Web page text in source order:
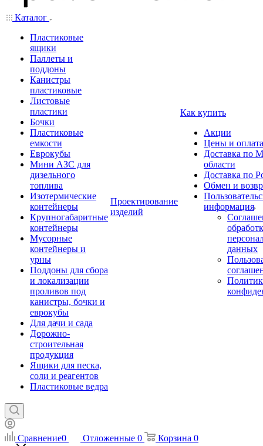
Каталог
Пластиковые
ящики
Паллеты и
поддоны
Канистры
пластиковые
Листовые
пластики
Бочки
Пластиковые
емкости
Еврокубы
Мини АЗС для
дизельного
топлива
Изотермические
контейнеры
Крупногабаритные
контейнеры
Мусорные
контейнеры и
урны
Поддоны для сбора
и локализации
проливов под
канистры, бочки и
еврокубы
Для дачи и сада
Дорожно-
строительная
продукция
Ящики для песка,
соли и реагентов
Пластиковые ведра
Проектирование
изделий
Как купить
Акции
Цены и оплата
Доставка по
области
Доставка по
Обмен и
информация
данных
Сравнение0 Отложенные 0 Корзина 0